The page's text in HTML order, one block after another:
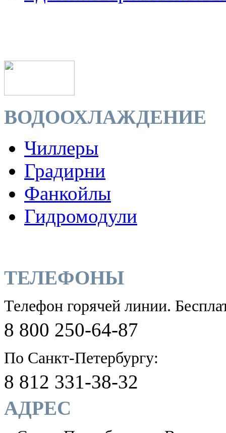
ВОДООХЛАЖДЕНИЕ
Чиллеры
Градирни
Фанкойлы
Гидромодули
ТЕЛЕФОНЫ
Телефон горячей линии.
8 800 250-64-87
По Санкт-Петербургу:
8 812 331-38-32
АДРЕС